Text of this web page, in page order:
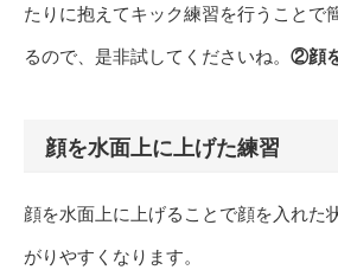
たりに抱えてキック練習を行うことで
るので、是非試してくださいね。 ②顔
顔を水面上に上げた練習
顔を水面上に上げることで顔を入れた
がりやすくなります。